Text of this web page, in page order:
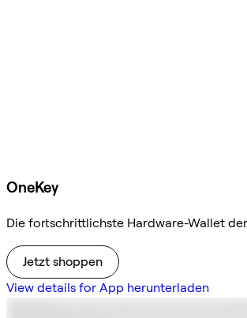
OneKey
Die fortschrittlichste Hardware-Wallet
Jetzt shoppen
View details for App herunterladen